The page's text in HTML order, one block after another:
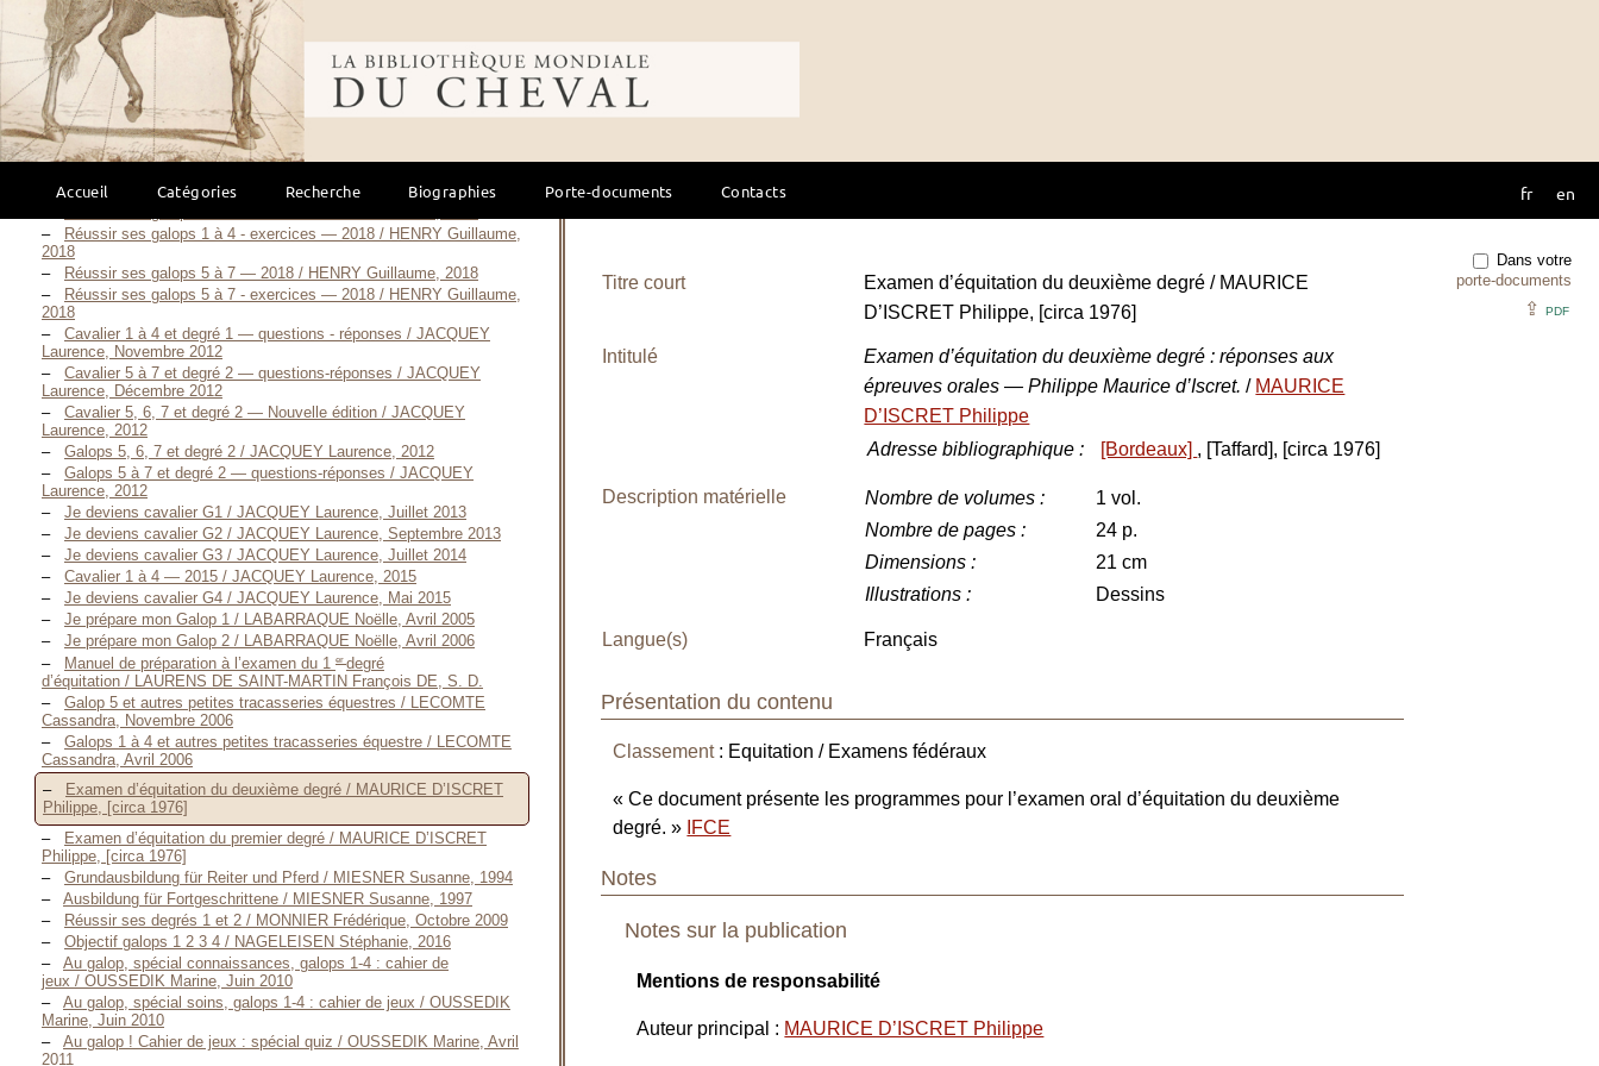
Bibliothèque mondiale du cheval
Accueil Catégories Recherche Biographies Porte-documents Contacts fr en
2005
Réussir ses galops 5 à 7 - exercices — 2005 / HENRY Guillaume,
Novembre 2005
Au Galop ! Cahier de jeux - Galops 1 et 2 / HENRY Guillaume,
Novembre 2009
Au Galop ! Cahier de jeux - Galops 3 et 4 / HENRY Guillaume, Mai
2009
Réussir ses galops 1 à 4 — 2012 / HENRY Guillaume, 2012
Réussir ses galops 5 à 7 — 2014 / HENRY Guillaume, Juin 2014
Réussir ses galops 1 à 4 - exercices — 2018 / HENRY Guillaume,
2018
Réussir ses galops 5 à 7 — 2018 / HENRY Guillaume, 2018
Réussir ses galops 5 à 7 - exercices — 2018 / HENRY Guillaume,
2018
Cavalier 1 à 4 et degré 1 — questions - réponses / JACQUEY
Laurence, Novembre 2012
Cavalier 5 à 7 et degré 2 — questions-réponses / JACQUEY
Laurence, Décembre 2012
Cavalier 5, 6, 7 et degré 2 — Nouvelle édition / JACQUEY
Laurence, 2012
Galops 5, 6, 7 et degré 2 / JACQUEY Laurence, 2012
Galops 5 à 7 et degré 2 — questions-réponses / JACQUEY
Laurence, 2012
Je deviens cavalier G1 / JACQUEY Laurence, Juillet 2013
Je deviens cavalier G2 / JACQUEY Laurence, Septembre 2013
Je deviens cavalier G3 / JACQUEY Laurence, Juillet 2014
Cavalier 1 à 4 — 2015 / JACQUEY Laurence, 2015
Je deviens cavalier G4 / JACQUEY Laurence, Mai 2015
Je prépare mon Galop 1 / LABARRAQUE Noëlle, Avril 2005
Je prépare mon Galop 2 / LABARRAQUE Noëlle, Avril 2006
Manuel de préparation à l’examen du 1 er degré
d’équitation / LAURENS DE SAINT-MARTIN François DE, S. D.
Galop 5 et autres petites tracasseries équestres / LECOMTE
Cassandra, Novembre 2006
Galops 1 à 4 et autres petites tracasseries équestre / LECOMTE
Cassandra, Avril 2006
Examen d’équitation du deuxième degré / MAURICE D’ISCRET
Philippe, [circa 1976]
Examen d’équitation du premier degré / MAURICE D’ISCRET
Philippe, [circa 1976]
Grundausbildung für Reiter und Pferd / MIESNER Susanne, 1994
Ausbildung für Fortgeschrittene / MIESNER Susanne, 1997
Réussir ses degrés 1 et 2 / MONNIER Frédérique, Octobre 2009
Objectif galops 1 2 3 4 / NAGELEISEN Stéphanie, 2016
Au galop, spécial connaissances, galops 1-4 : cahier de
jeux / OUSSEDIK Marine, Juin 2010
Au galop, spécial soins, galops 1-4 : cahier de jeux / OUSSEDIK
Marine, Juin 2010
Au galop ! Cahier de jeux : spécial quiz / OUSSEDIK Marine, Avril
2011
Dans votre
porte-documents
⇪ PDF
Titre court
Examen d’équitation du deuxième degré / MAURICE
D’ISCRET Philippe, [circa 1976]
Intitulé
Examen d’équitation du deuxième degré : réponses aux
épreuves orales — Philippe Maurice d’Iscret./ MAURICE
D’ISCRET Philippe
Adresse bibliographique : [Bordeaux] , [Taffard], [circa 1976]
Description matérielle Nombre de volumes :
1 vol.
Nombre de pages :
24 p.
Dimensions :
21 cm
Illustrations : Dessins
Langue(s) Français
Présentation du contenu
Classement: Equitation / Examens fédéraux
« Ce document présente les programmes pour l’examen oral d’équitation du deuxième
degré. » IFCE
Notes
Notes sur la publication
Mentions de responsabilité
Auteur principal : MAURICE D’ISCRET Philippe